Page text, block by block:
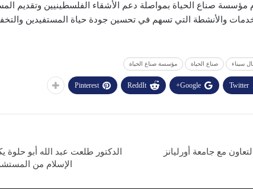
مؤسسة صناع الحياة بمواصلة دعم الأشقاء الفلسطينيين وتقديم
والأنشطة التي تسهم في تحسين جودة حياة المستفيدين
سيناء صناع الحياة مؤسسة صناع الحياة
Twitter
Google+
ReddIt
Pinterest
مع جامعة أورليانز
الدكتور طلعت عبد الله أبو
الإسلام من